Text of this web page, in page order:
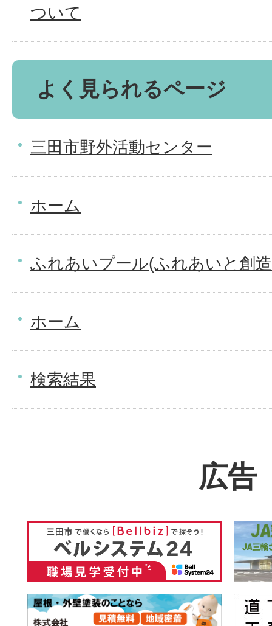
ついて
よく見られるページ
三田市野外活動センター
ホーム
ふれあいプール(ふれあいと創
ホーム
検索結果
広告